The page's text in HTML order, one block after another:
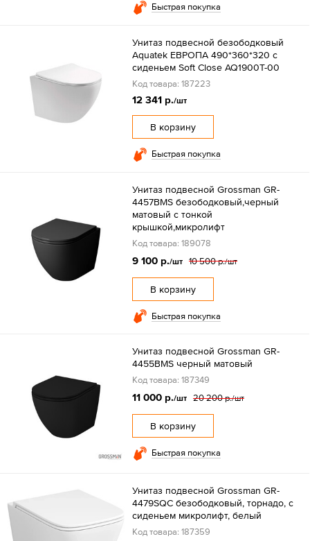
Быстрая покупка
Унитаз подвесной безободковый
Aquatek ЕВРОПА 490*360*320 с
сиденьем Soft Close AQ1900T-00
Код товара: 187223
12 341 р./шт
В корзину
Быстрая покупка
Унитаз подвесной Grossman GR-
4457BMS безободковый,черный
матовый с тонкой
крышкой,микролифт
Код товара: 189078
9 100 р./шт 10 500 р./шт
В корзину
Быстрая покупка
Унитаз подвесной Grossman GR-
4455BMS черный матовый
Код товара: 187349
11 000 р./шт 20 200 р./шт
В корзину
Быстрая покупка
Унитаз подвесной Grossman GR-
4479SQC безободковый, торнадо, с
сиденьем микролифт, белый
Код товара: 187359